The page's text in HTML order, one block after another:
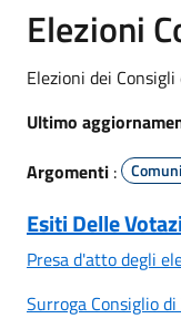
Elezioni
Elezioni dei
Ultimo
Argomenti :
Esiti Delle
Presa d'atto degli
Surroga Consiglio